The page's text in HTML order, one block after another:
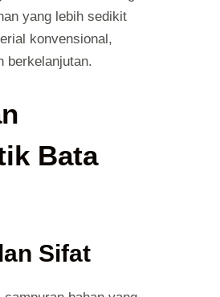
yang lebih sedikit
konvensional,
berkelanjutan.
Bata
Sifat